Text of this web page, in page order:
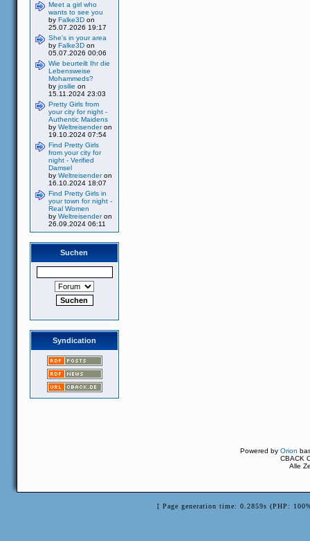
Meet a girl who
wants to see you
by Falke3D on
25.07.2026 19:17
She's in your area
by Falke3D on
05.07.2026 00:06
Wie beurteilt Ihr die
Lebensweise
Mohammeds?
by josilie on
15.11.2024 23:03
Pretty Girls from
your city for night -
Authentic Maidens
by Weltreisenderon
19.10.2024 07:54
Find Pretty Girls
from your city for
night - Verified
Damsel
by Weltreisenderon
16.10.2024 18:07
Find Pretty Girls in
your town for night -
Real Women
by Weltreisenderon
26.09.2024 06:11
Suchen
Syndication
Powered byOrion
CBACK
Alle
[ Page generation time: 0.2859s (PHP: